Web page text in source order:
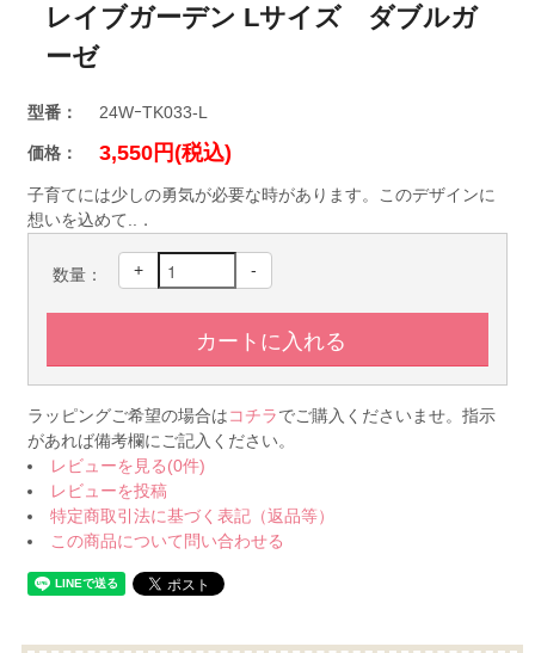
レイブガーデン Lサイズ ダブルガ
ーゼ
型番： 24WｰTK033-L
価格： 3,550円(税込)
子育てには少しの勇気が必要な時があります。このデザインに
想いを込めて..．
数量： + -
ラッピングご希望の場合はコチラでご購入くださいませ。指示
があれば備考欄にご記入ください。
レビューを見る(0件)
レビューを投稿
特定商取引法に基づく表記（返品等）
この商品について問い合わせる